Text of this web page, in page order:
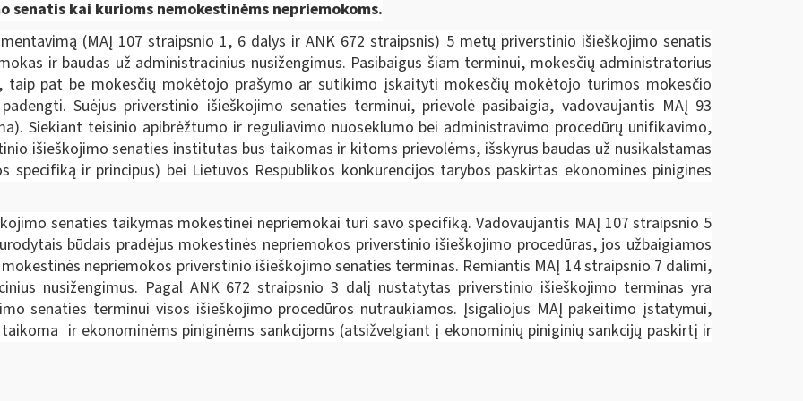
kai kurioms nemokestinėms nepriemokoms.
(MAĮ 107 straipsnio 1, 6 dalys ir ANK 672 straipsnis) 5 metų priverstinio išieškojimo senatis
ir baudas už administracinius nusižengimus. Pasibaigus šiam terminui, mokesčių administratorius
pat be mokesčių mokėtojo prašymo ar sutikimo įskaityti mokesčių mokėtojo turimos mokesčio
Suėjus priverstinio išieškojimo senaties terminui, prievolė pasibaigia, vadovaujantis MAĮ 93
Siekiant teisinio apibrėžtumo ir reguliavimo nuoseklumo bei administravimo procedūrų unifikavimo,
išieškojimo senaties institutas bus taikomas ir kitoms prievolėms, išskyrus baudas už nusikalstamas
specifiką ir principus) bei Lietuvos Respublikos konkurencijos tarybos paskirtas ekonomines pinigines
senaties taikymas mokestinei nepriemokai turi savo specifiką. Vadovaujantis MAĮ 107 straipsnio 5
būdais pradėjus mokestinės nepriemokos priverstinio išieškojimo procedūras, jos užbaigiamos
nepriemokos priverstinio išieškojimo senaties terminas. Remiantis MAĮ 14 straipsnio 7 dalimi,
nusižengimus. Pagal ANK 672 straipsnio 3 dalį nustatytas priverstinio išieškojimo terminas yra
senaties terminui visos išieškojimo procedūros nutraukiamos. Įsigaliojus MAĮ pakeitimo įstatymui,
ir ekonominėms piniginėms sankcijoms (atsižvelgiant į ekonominių piniginių sankcijų paskirtį ir